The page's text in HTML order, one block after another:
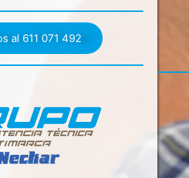
al 611 071 492